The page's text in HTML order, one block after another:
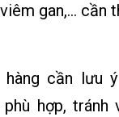
gan,… cần
cần lưu
hợp, tránh